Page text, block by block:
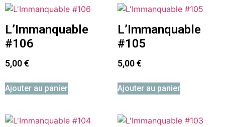
L’Immanquable
#106
5,00€
Ajouter au panier
L’Immanquable
#105
5,00€
Ajouter au panier